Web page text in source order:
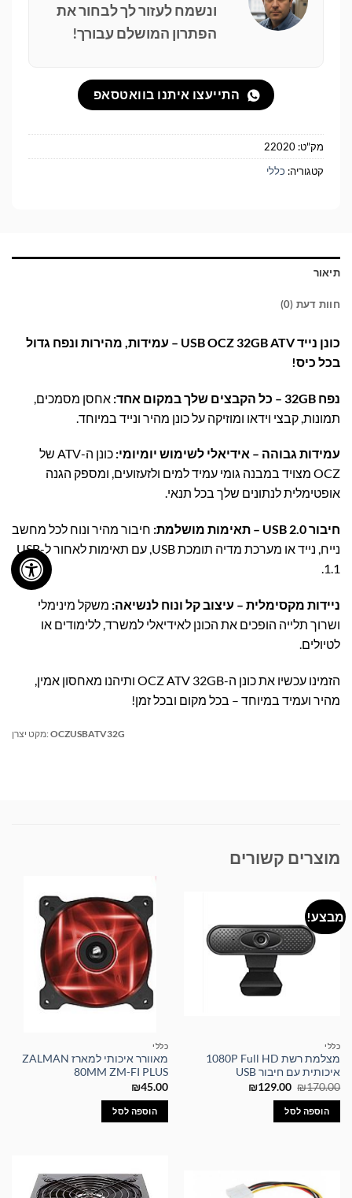
ונשמח לעזור לך לבחור את
הפתרון המושלם עבורך!
התייעצו איתנו בוואטסאפ
מק"ט: 22020
קטגוריה: כללי
תיאור
חוות דעת (0)
כונן נייד USB OCZ 32GB ATV – עמידות, מהירות ונפח גדול
בכל כיס!
נפח 32GB – כל הקבצים שלך במקום אחד:
אחסן מסמכים,
תמונות, קבצי וידאו ומוזיקה על כונן מהיר ונייד במיוחד.
עמידות גבוהה – אידיאלי לשימוש יומיומי:
כונן ה-ATV של
OCZ מצויד במבנה גומי עמיד למים ולזעזועים, ומספק הגנה
אופטימלית לנתונים שלך בכל תנאי.
חיבור USB 2.0 – תאימות מושלמת:
חיבור מהיר ונוח לכל מחשב
נייח, נייד או מערכת מדיה תומכת USB, עם תאימות לאחור ל-USB
1.1.
ניידות מקסימלית – עיצוב קל ונוח לנשיאה: משקל מינימלי
ושרוך תלייה הופכים את הכונן לאידיאלי למשרד, ללימודים או
לטיולים.
הזמינו עכשיו את כונן ה-OCZ ATV 32GB ותיהנו מאחסון אמין,
מהיר ועמיד במיוחד – בכל מקום ובכל זמן!
מקט יצרן: OCZUSBATV32G
מוצרים קשורים
מבצע!
כללי
מצלמת רשת 1080P Full HD
איכותית עם חיבור USB
₪170.00
המחיר
היה:
₪170.00.
₪129.00
המחיר
הוספה לסל
כללי
מאוורר איכותי למארז ZALMAN
80MM ZM-FI PLUS
₪45.00
הוספה לסל